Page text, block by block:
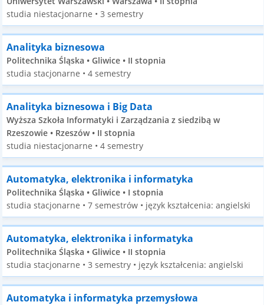
studia niestacjonarne • 3 semestry
Analityka biznesowa
Politechnika Śląska • Gliwice • II stopnia
studia stacjonarne • 4 semestry
Analityka biznesowa i Big Data
Wyższa Szkoła Informatyki i Zarządzania z siedzibą w
Rzeszowie • Rzeszów • II stopnia
studia niestacjonarne • 4 semestry
Automatyka, elektronika i informatyka
Politechnika Śląska • Gliwice • I stopnia
studia stacjonarne • 7 semestrów • język kształcenia: angielski
Automatyka, elektronika i informatyka
Politechnika Śląska • Gliwice • II stopnia
studia stacjonarne • 3 semestry • język kształcenia: angielski
Automatyka i informatyka przemysłowa